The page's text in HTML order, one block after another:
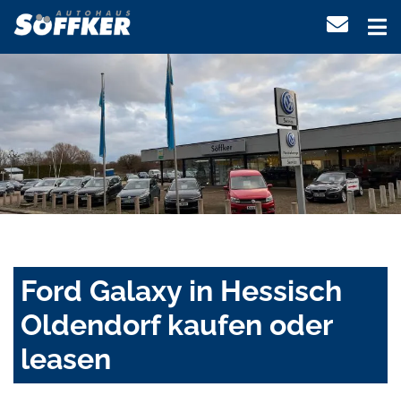
Ford Galaxy in Hessisch
Oldendorf kaufen oder
leasen